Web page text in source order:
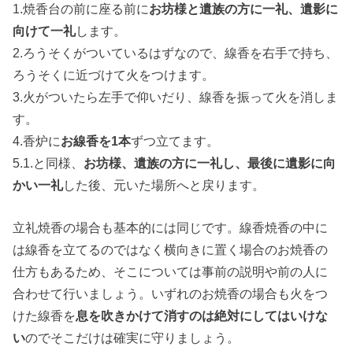
1.焼香台の前に座る前にお坊様と遺族の方に一礼、遺影に
向けて一礼します。
2.ろうそくがついているはずなので、線香を右手で持ち、
ろうそくに近づけて火をつけます。
3.火がついたら左手で仰いだり、線香を振って火を消しま
す。
4.香炉にお線香を1本ずつ立てます。
5.1.と同様、 お坊様、遺族の方に一礼し、最後に遺影に向
かい一礼した後、元いた場所へと戻ります。
立礼焼香の場合も基本的には同じです。線香焼香の中に
は線香を立てるのではなく横向きに置く場合のお焼香の
仕方もあるため、そこについては事前の説明や前の人に
合わせて行いましょう。いずれのお焼香の場合も火をつ
けた線香を息を吹きかけて消すのは絶対にしてはいけな
いのでそこだけは確実に守りましょう。